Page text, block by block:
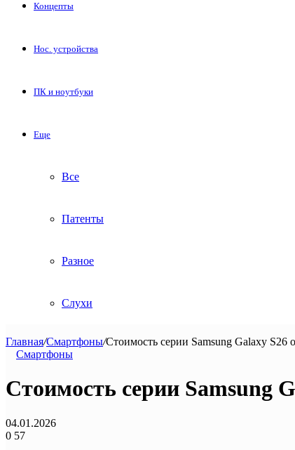
Концепты
Нос. устройства
ПК и ноутбуки
Еще
Все
Патенты
Разное
Слухи
Главная/Смартфоны/Стоимость серии Samsung Galaxy S26
Смартфоны
Стоимость серии Samsung
04.01.2026
0 57